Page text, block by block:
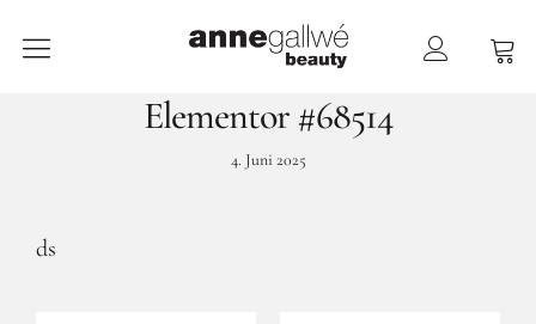
Home
Shop
Elementor #68514
4. Juni 2025
ds